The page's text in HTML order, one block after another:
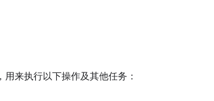
来执行以下操作及其他任务：